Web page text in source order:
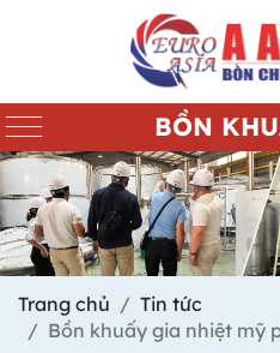
BỒN
Trang chủ
Tin tức
Bồn khuấy gia nhiệt mỹ